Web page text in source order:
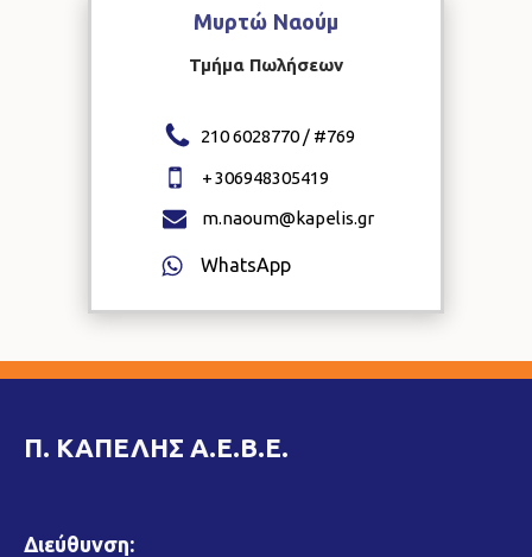
Μυρτώ Ναούμ
Τμήμα Πωλήσεων
210 6028770 / #769
+306948305419
m.naoum@kapelis.gr
WhatsApp
Π. ΚΑΠΕΛΗΣ Α.Ε.Β.Ε.
Διεύθυνση: